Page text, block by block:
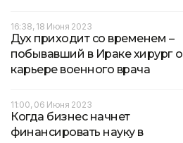
16:38, 18 Июня 2023
Дух приходит со временем –
побывавший в Ираке хирург о
карьере военного врача
11:00, 06 Июня 2023
Когда бизнес начнет
финансировать науку в